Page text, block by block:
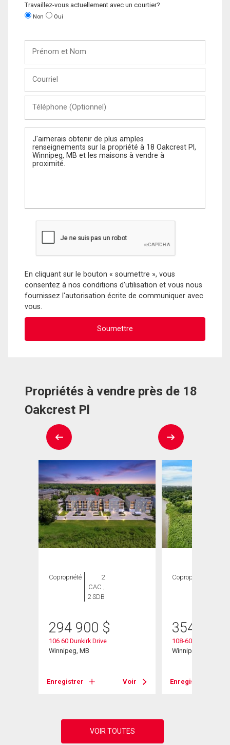
Travaillez-vous actuellement avec un courtier?
Non Oui
Nom
(Optionnel)
Message
En cliquant sur le bouton « soumettre », vous
consentez à nos conditions d'utilisation et vous nous
fournissez l'autorisation écrite de communiquer avec
vous.
Propriétés à vendre près de 18
Oakcrest Pl
Copropriété
2
CAC ,
2 SDB
294 900 $
106 60 Dunkirk Drive
Winnipeg, MB
Enregistrer Voir
Copropriété
354 900
108-60 Dunkirk Dr
Winnipeg, MB
Enregistrer